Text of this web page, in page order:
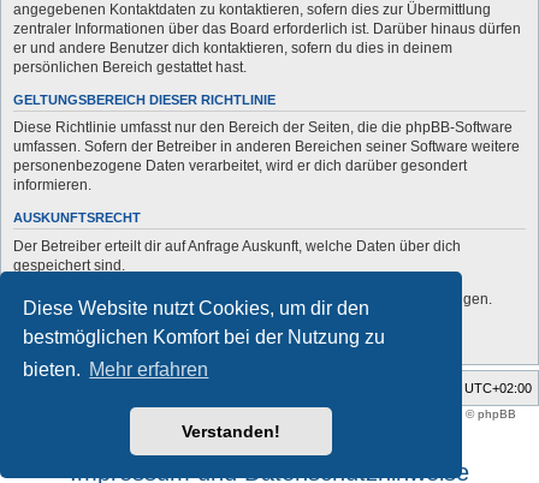
Diese Website nutzt Cookies, um dir den
bestmöglichen Komfort bei der Nutzung zu
bieten. Mehr erfahren
Verstanden!
angegebenen Kontaktdaten zu kontaktieren, sofern dies zur Übermittlung
zentraler Informationen über das Board erforderlich ist. Darüber hinaus dürfen
er und andere Benutzer dich kontaktieren, sofern du dies in deinem
persönlichen Bereich gestattet hast.
GELTUNGSBEREICH DIESER RICHTLINIE
Diese Richtlinie umfasst nur den Bereich der Seiten, die die phpBB-Software
umfassen. Sofern der Betreiber in anderen Bereichen seiner Software weitere
personenbezogene Daten verarbeitet, wird er dich darüber gesondert
informieren.
AUSKUNFTSRECHT
Der Betreiber erteilt dir auf Anfrage Auskunft, welche Daten über dich
gespeichert sind.
Du kannst jederzeit die Löschung bzw. Sperrung deiner Daten verlangen.
Kontaktiere hierzu bitte den Betreiber.
UTC+02:00
support forum tricolor phpBB
® Forum Software © phpBB
Limited
Deutsche Übersetzung durch
Impressum und Datenschutzhinweise